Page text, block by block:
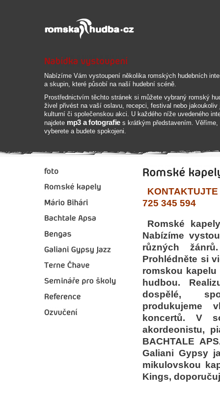
Nabízíme Vám vystoupení několika romských hudebních
a skupin, které působí na naší hudební scéně.
Prostřednictvím těchto stránek si můžete vybraný romský
živel přivést na vaší oslavu, recepci, festival nebo jakoukoliv
kulturní či společenskou akci. U každého níže uvedeného
najdete mp3 a fotografie s krátkým představením. Věříme,
vyberete a budete spokojeni.
725 345 594
Romské
Nabízíme
různých
Prohlédněte si
romskou
hudbou.
dospělé,
produkujeme
koncertů. V
akordeonistu,
BACHTALE
Galiani Gypsy
mikulovskou
Kings,